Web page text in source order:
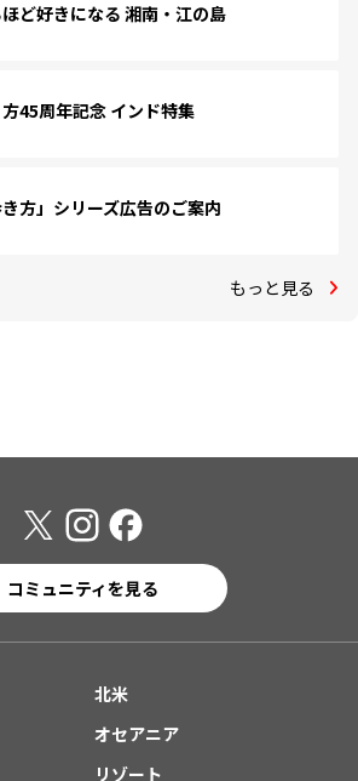
ど好きになる 湘南・江の島
45周年記念 インド特集
き方」シリーズ広告のご案内
もっと見る
コミュニティを見る
北米
オセアニア
リゾート